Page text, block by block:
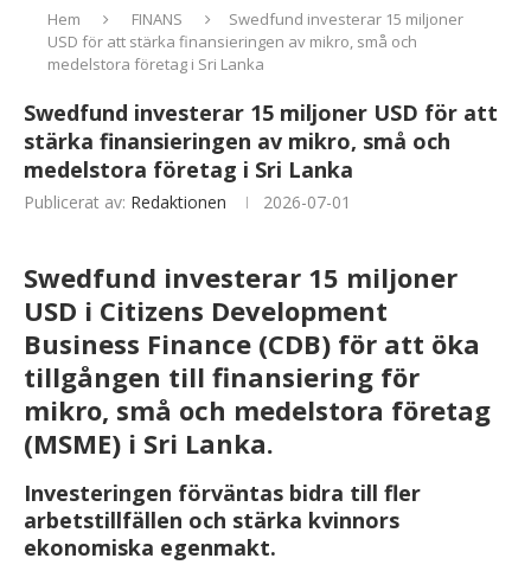
Hem FINANS
Swedfund investerar 15 miljoner
USD för att stärka finansieringen av mikro, små och
medelstora företag i Sri Lanka
Swedfund investerar 15 miljoner USD för att
stärka finansieringen av mikro, små och
medelstora företag i Sri Lanka
Publicerat av: Redaktionen 2026-07-01
Swedfund investerar 15 miljoner
USD i Citizens Development
Business Finance (CDB) för att öka
tillgången till finansiering för
mikro, små och medelstora företag
(MSME) i Sri Lanka.
Investeringen förväntas bidra till fler
arbetstillfällen och stärka kvinnors
ekonomiska egenmakt.